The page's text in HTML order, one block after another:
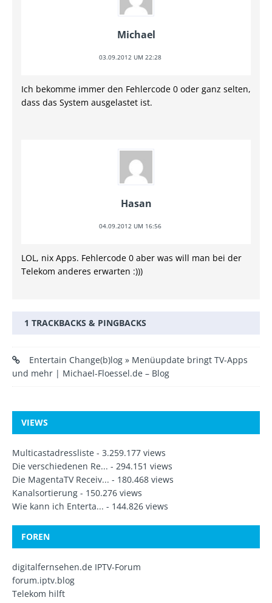
Michael
03.09.2012 UM 22:28
Ich bekomme immer den Fehlercode 0 oder ganz selten,
dass das System ausgelastet ist.
Hasan
04.09.2012 UM 16:56
LOL, nix Apps. Fehlercode 0 aber was will man bei der
Telekom anderes erwarten :)))
1 TRACKBACKS & PINGBACKS
Entertain Change(b)log » Menüupdate bringt TV-Apps
und mehr | Michael-Floessel.de – Blog
VIEWS
Multicastadressliste - 3.259.177 views
Die verschiedenen Re... - 294.151 views
Die MagentaTV Receiv... - 180.468 views
Kanalsortierung - 150.276 views
Wie kann ich Enterta... - 144.826 views
FOREN
digitalfernsehen.de IPTV-Forum
forum.iptv.blog
Telekom hilft